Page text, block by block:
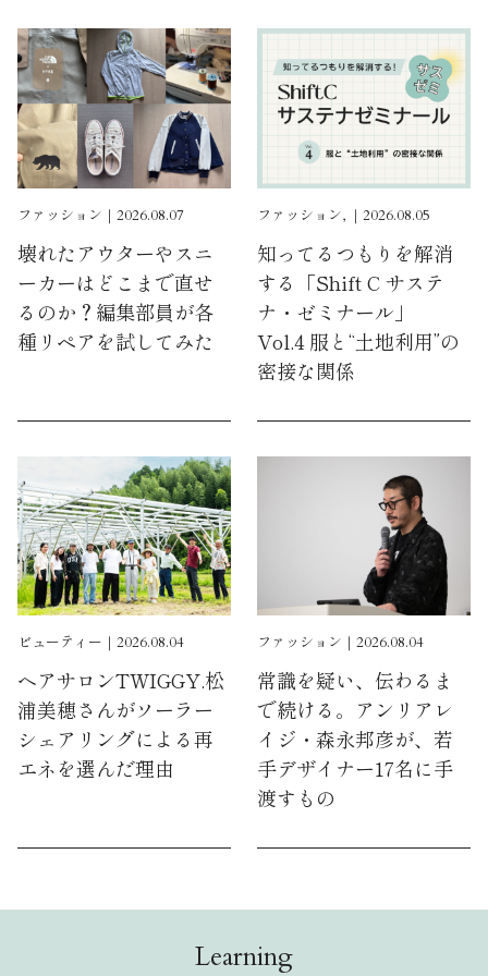
ファッション｜2026.08.07
壊れたアウターやスニ
ーカーはどこまで直せ
るのか？編集部員が各
種リペアを試してみた
ファッション, ｜2026.08.05
知ってるつもりを解消
する「Shift C サステ
ナ・ゼミナール」
Vol.4 服と“土地利用”の
密接な関係
ビューティー｜2026.08.04
ヘアサロンTWIGGY.松
浦美穂さんがソーラー
シェアリングによる再
エネを選んだ理由
ファッション｜2026.08.04
常識を疑い、伝わるま
で続ける。アンリアレ
イジ・森永邦彦が、若
手デザイナー17名に手
渡すもの
Learning